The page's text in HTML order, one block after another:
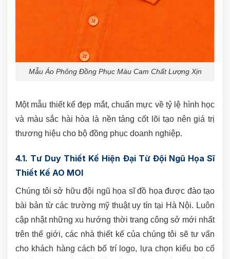
Mẫu Áo Phông Đồng Phục Màu Cam Chất Lượng Xịn
Một mẫu thiết kế đẹp mắt, chuẩn mực về tỷ lệ hình học
và màu sắc hài hòa là nền tảng cốt lõi tạo nên giá trị
thương hiệu cho bộ đồng phục doanh nghiệp.
4.1. Tư Duy Thiết Kế Hiện Đại Từ Đội Ngũ Họa Sĩ
Thiết Kế AO MOI
Chúng tôi sở hữu đội ngũ họa sĩ đồ họa được đào tạo
bài bản từ các trường mỹ thuật uy tín tại Hà Nội. Luôn
cập nhật những xu hướng thời trang công sở mới nhất
trên thế giới, các nhà thiết kế của chúng tôi sẽ tư vấn
cho khách hàng cách bố trí logo, lựa chọn kiểu bo cổ